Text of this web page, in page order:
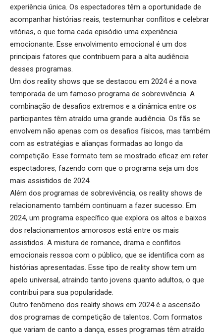
experiência única. Os espectadores têm a oportunidade de
acompanhar histórias reais, testemunhar conflitos e celebrar
vitórias, o que torna cada episódio uma experiência
emocionante. Esse envolvimento emocional é um dos
principais fatores que contribuem para a alta audiência
desses programas.
Um dos reality shows que se destacou em 2024 é a nova
temporada de um famoso programa de sobrevivência. A
combinação de desafios extremos e a dinâmica entre os
participantes têm atraído uma grande audiência. Os fãs se
envolvem não apenas com os desafios físicos, mas também
com as estratégias e alianças formadas ao longo da
competição. Esse formato tem se mostrado eficaz em reter
espectadores, fazendo com que o programa seja um dos
mais assistidos de 2024.
Além dos programas de sobrevivência, os reality shows de
relacionamento também continuam a fazer sucesso. Em
2024, um programa específico que explora os altos e baixos
dos relacionamentos amorosos está entre os mais
assistidos. A mistura de romance, drama e conflitos
emocionais ressoa com o público, que se identifica com as
histórias apresentadas. Esse tipo de reality show tem um
apelo universal, atraindo tanto jovens quanto adultos, o que
contribui para sua popularidade.
Outro fenômeno dos reality shows em 2024 é a ascensão
dos programas de competição de talentos. Com formatos
que variam de canto a dança, esses programas têm atraído